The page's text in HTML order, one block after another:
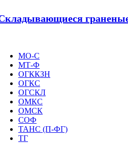
МО-С
МТ-Ф
ОГККЗН
ОГКС
ОГСКЛ
ОМКС
ОМСК
СОФ
ТАНС (П-ФГ)
ТГ